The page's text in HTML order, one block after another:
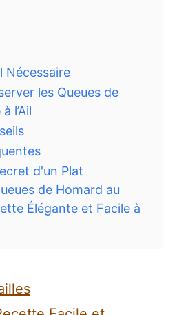
Nécessaire
les Queues de
l’Ail
d'un Plat
de Homard au
Élégante et Facile à